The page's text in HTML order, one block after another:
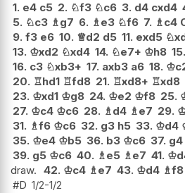
1. e4 c5 2. ♘f3 ♘c6 3. d4 cxd4
5. ♘c3 ♗g7 6. ♗e3 ♘f6 7. ♗c4
9. f3 e6 10. ♕d2 d5 11. exd5 ♘
13. ♔xd2 ♘xd4 14. ♘e7+ ♔h8 15.
16. c3 ♘xb3+ 17. axb3 a6 18. ♔
20. ♖hd1 ♖fd8 21. ♖xd8+ ♖xd8
23. ♔xd1 ♔g8 24. ♔e2 ♔f8 25.
27. ♔c4 ♔c6 28. ♗d4 ♗e7 29.
31. ♗f6 ♔c6 32. g3 h5 33. ♔d4
35. ♔e4 ♔b5 36. b3 ♔c6 37. g4
39. g5 ♔c6 40. ♗e5 ♗e7 41. ♔
draw. 42. ♔c4 ♗e7 43. ♔d4 ♗f8
#D 1/2-1/2